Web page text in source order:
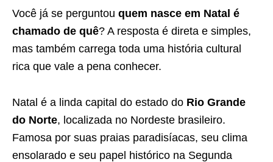
Você já se perguntou quem nasce em Natal é
chamado de quê? A resposta é direta e simples,
mas também carrega toda uma história cultural
rica que vale a pena conhecer.
Natal é a linda capital do estado do Rio Grande
do Norte, localizada no Nordeste brasileiro.
Famosa por suas praias paradisíacas, seu clima
ensolarado e seu papel histórico na Segunda